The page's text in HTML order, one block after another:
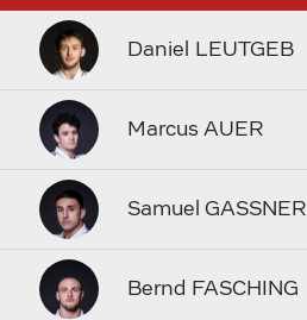
Daniel LEUTGEB
Marcus AUER
Samuel GASSNER
Bernd FASCHING